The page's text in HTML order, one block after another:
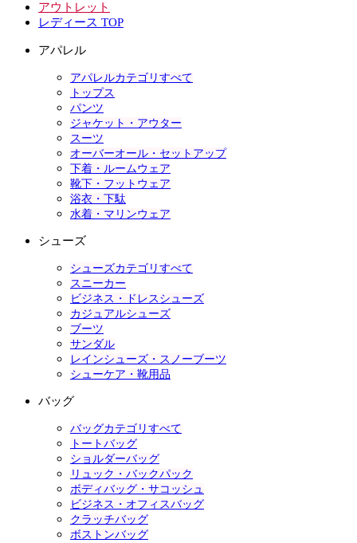
アウトレット
レディース TOP
アパレル
アパレルカテゴリすべて
トップス
パンツ
ジャケット・アウター
スーツ
オーバーオール・セットアップ
下着・ルームウェア
靴下・フットウェア
浴衣・下駄
水着・マリンウェア
シューズ
シューズカテゴリすべて
スニーカー
ビジネス・ドレスシューズ
カジュアルシューズ
ブーツ
サンダル
レインシューズ・スノーブーツ
シューケア・靴用品
バッグ
バッグカテゴリすべて
トートバッグ
ショルダーバッグ
リュック・バックパック
ボディバッグ・サコッシュ
ビジネス・オフィスバッグ
クラッチバッグ
ボストンバッグ